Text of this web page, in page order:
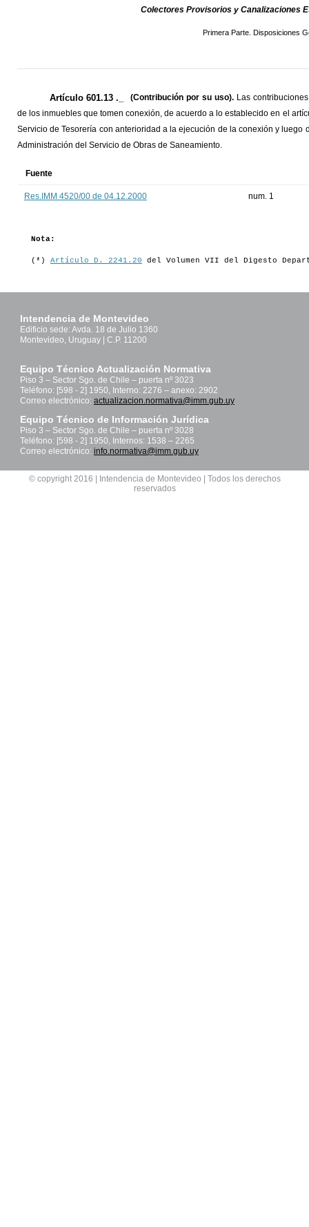
Colectores Provisorios y Canalizaciones
Primera Parte. Disposiciones
Artículo 601.13 ._ (Contribución por su uso). Las
de los inmuebles que tomen conexión, de acuerdo a lo establecido en el
Servicio de Tesorería con anterioridad a la ejecución de la conexión y
Administración del Servicio de Obras de Saneamiento.
Fuente
Res.IMM 4520/00 de 04.12.2000 num. 1
Nota:
(*) Artículo D. 2241.20 del Volumen VII del Digesto
Intendencia de Montevideo
Edificio sede: Avda. 18 de Julio 1360
Montevideo, Uruguay | C.P. 11200
Equipo Técnico Actualización Normativa
Piso 3 – Sector Sgo. de Chile – puerta nº 3023
Teléfono: [598 - 2] 1950, Interno: 2276 – anexo: 2902
Correo electrónico: actualizacion.normativa@imm.gub.uy
Equipo Técnico de Información Jurídica
Piso 3 – Sector Sgo. de Chile – puerta nº 3028
Teléfono: [598 - 2] 1950, Internos: 1538 – 2265
Correo electrónico: info.normativa@imm.gub.uy
© copyright 2016 | Intendencia de Montevideo | Todos los derechos
reservados